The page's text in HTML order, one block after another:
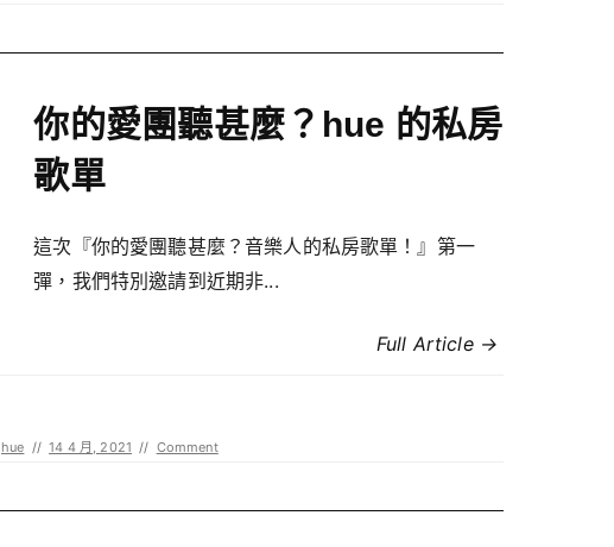
你的愛團聽甚麼？hue 的私房
歌單
這次『你的愛團聽甚麼？音樂人的私房歌單！』第一
彈，我們特別邀請到近期非...
Full Article →
hue // 14 4 月, 2021 // Comment